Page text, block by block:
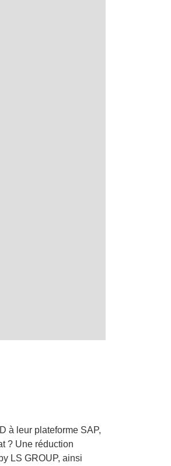
à leur plateforme SAP,
? Une réduction
by LS GROUP, ainsi